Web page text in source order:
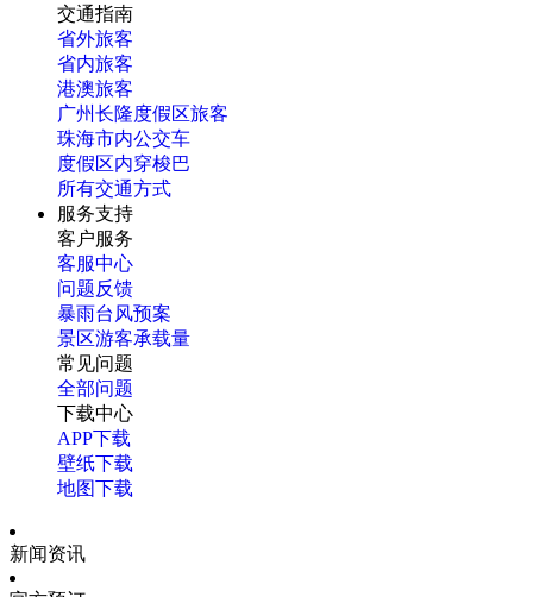
交通指南
省外旅客
省内旅客
港澳旅客
广州长隆度假区旅客
珠海市内公交车
度假区内穿梭巴
所有交通方式
服务支持
客户服务
客服中心
问题反馈
暴雨台风预案
景区游客承载量
常见问题
全部问题
下载中心
APP下载
壁纸下载
地图下载
新闻资讯